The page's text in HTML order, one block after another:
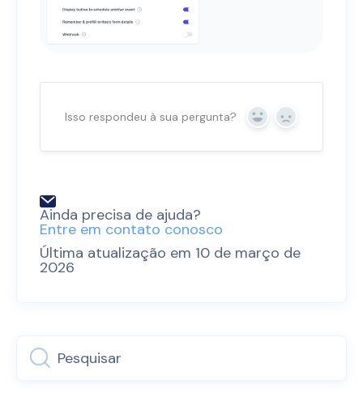
Isso respondeu à sua pergunta? Sim Não
Ainda precisa de ajuda?
Entre em contato conosco
Última atualização em 10 de março de
2026